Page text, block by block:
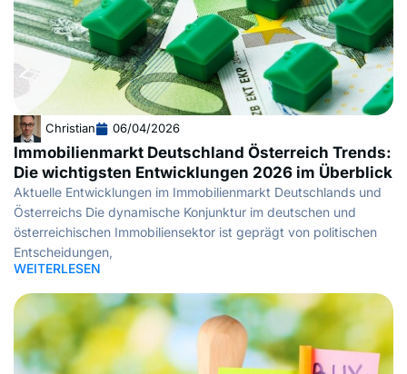
Christian 06/04/2026
Immobilienmarkt Deutschland Österreich Trends:
Die wichtigsten Entwicklungen 2026 im Überblick
Aktuelle Entwicklungen im Immobilienmarkt Deutschlands und
Österreichs Die dynamische Konjunktur im deutschen und
österreichischen Immobiliensektor ist geprägt von politischen
Entscheidungen,
WEITERLESEN